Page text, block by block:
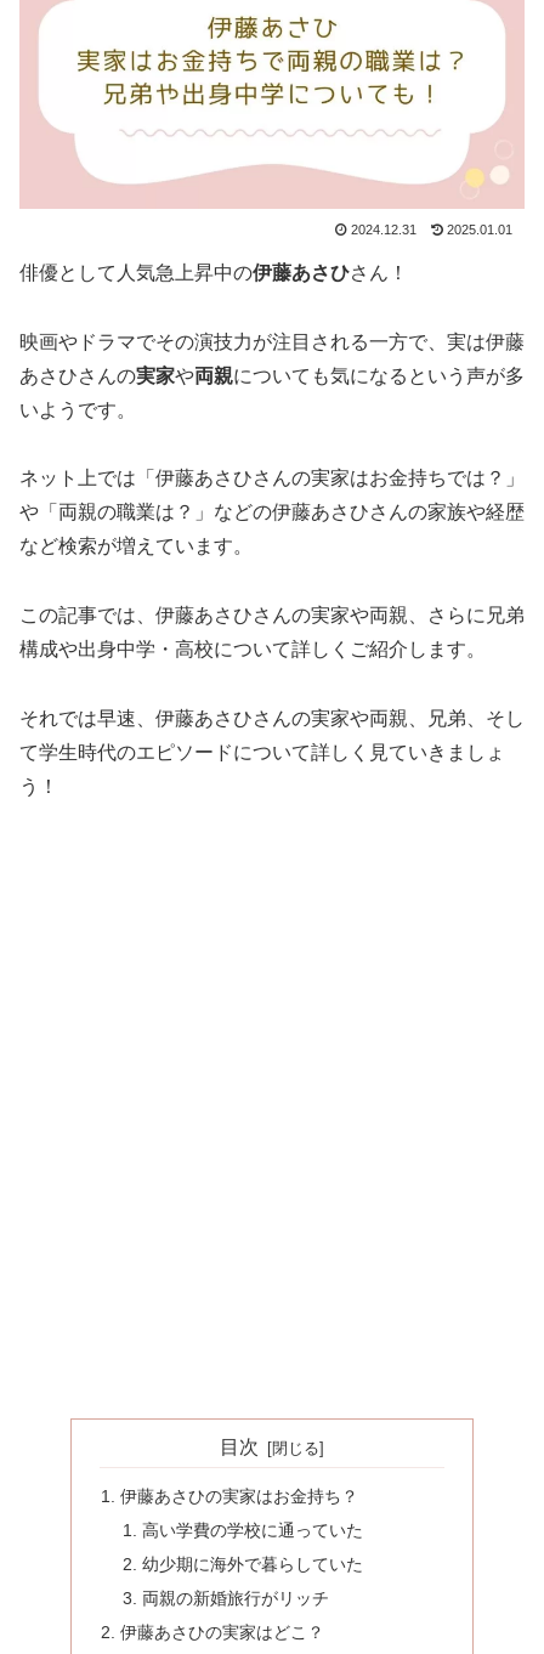
2024.12.31 2025.01.01
俳優として人気急上昇中の伊藤あさひさん！
映画やドラマでその演技力が注目される一方で、実は伊藤
あさひさんの実家や両親についても気になるという声が多
いようです。
ネット上では「伊藤あさひさんの実家はお金持ちでは？」
や「両親の職業は？」などの伊藤あさひさんの家族や経歴
など検索が増えています。
この記事では、伊藤あさひさんの実家や両親、さらに兄弟
構成や出身中学・高校について詳しくご紹介します。
それでは早速、伊藤あさひさんの実家や両親、兄弟、そし
て学生時代のエピソードについて詳しく見ていきましょ
う！
目次
伊藤あさひの実家はお金持ち？
高い学費の学校に通っていた
幼少期に海外で暮らしていた
両親の新婚旅行がリッチ
伊藤あさひの実家はどこ？